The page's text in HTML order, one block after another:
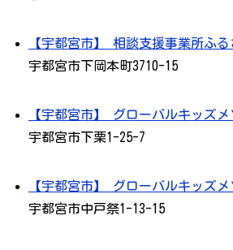
【宇都宮市】 相談支援事業所ふ
宇都宮市下岡本町3710-15
【宇都宮市】 グローバルキッズメ
宇都宮市下栗1-25-7
【宇都宮市】 グローバルキッズメ
宇都宮市中戸祭1-13-15